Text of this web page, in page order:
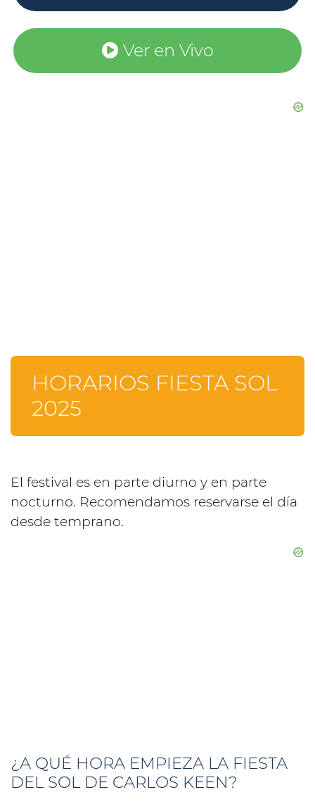
Ver en Vivo
HORARIOS FIESTA SOL
2025
El festival es en parte diurno y en parte
nocturno. Recomendamos reservarse el día
desde temprano.
¿A QUÉ HORA EMPIEZA LA FIESTA
DEL SOL DE CARLOS KEEN?